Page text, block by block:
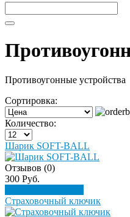
Противоугонные устройства
Сортировка:
Количество:
Шарик SOFT-BALL
Отзывов (0)
300 Руб.
Страховочный ключик